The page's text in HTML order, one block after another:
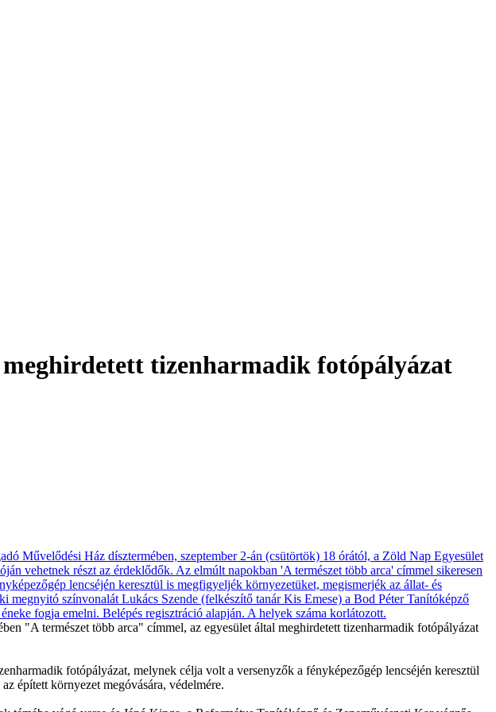
tizenharmadik fotópályázat
"A természet több arca" címmel, az egyesület által meghirdetett tizenharmadik fotópályázat
fotópályázat, melynek célja volt a versenyzők a fényképezőgép lencséjén keresztül
épített környezet megóvására, védelmére.